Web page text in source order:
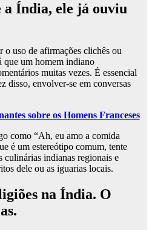
a Índia, ele já ouviu
o uso de afirmações clichês ou
que um homem indiano
muitas vezes. É essencial
disso, envolver-se em conversas
sobre os Homens Franceses
como “Ah, eu amo a comida
é um estereótipo comum, tente
culinárias indianas regionais e
dele ou as iguarias locais.
na Índia. O